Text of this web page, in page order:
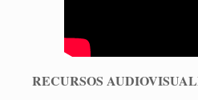
RECURSOS